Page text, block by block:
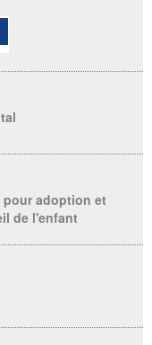
adoption et
de l'enfant